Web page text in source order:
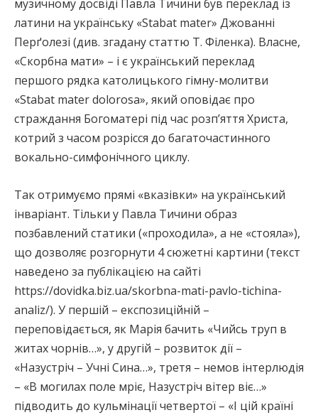
музичному досвіді Павла Тичини був переклад із
латини на українську «Stabat mater» Джованні
Перґолезі (див. згадану статтю Т. Філенка). Власне,
«Скорбна мати» – і є український переклад
першого рядка католицького гімну-молитви
«Stabat mater dolorosa», який оповідає про
страждання Богоматері під час розп’яття Христа,
котрий з часом розрісся до багаточастинного
вокально-симфонічного циклу.
Так отримуємо прямі «вказівки» на український
інваріант. Тільки у Павла Тичини образ
позбавлений статики («проходила», а не «стояла»),
що дозволяє розгорнути 4 сюжетні картини (текст
наведено за публікацією на сайті
https://dovidka.biz.ua/skorbna-mati-pavlo-tichina-
analiz/). У першій – експозиційній –
переповідається, як Марія бачить «Чийсь труп в
житах чорнів…», у другій – розвиток дії –
«Назустріч – Учні Сина…», третя – немов інтерлюдія
– «В могилах поле мріє, Назустріч вітер віє…»
підводить до кульмінації четвертої – «І цій країні